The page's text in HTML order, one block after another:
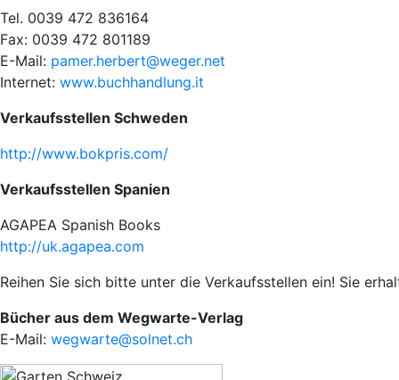
Tel. 0039 472 836164
Fax: 0039 472 801189
E-Mail: pamer.herbert@weger.net
Internet: www.buchhandlung.it
Verkaufsstellen Schweden
http://www.bokpris.com/
Verkaufsstellen Spanien
AGAPEA Spanish Books
http://uk.agapea.com
Reihen Sie sich bitte unter die Verkaufsstellen ein! Sie
Bücher aus dem Wegwarte-Verlag
E-Mail: wegwarte@solnet.ch